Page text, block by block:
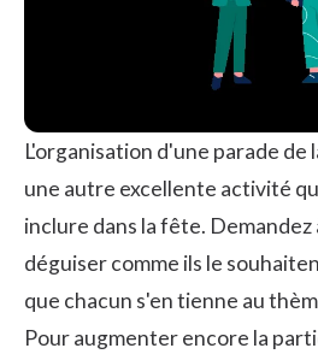
L'organisation d'une parade de
une autre excellente activité
inclure dans la fête. Demandez
déguiser comme ils le
que chacun s'en tienne au
Pour augmenter encore la